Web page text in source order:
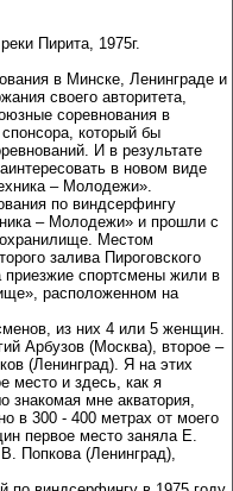
Пирита, 1975г.
в Минске, Ленинграде и
своего авторитета,
соревнования в
который бы
И в результате
в новом виде
– Молодежи».
по виндсерфингу
– Молодежи» и прошли с
Местом
залива Пироговского
спортсмены жили в
расположенном на
из них 4 или 5 женщин.
Арбузов (Москва), второе –
(Ленинград). Я на этих
место и здесь, как я
мне акватория,
в 300 - 400 метрах от моего
первое место заняла Е.
Попкова (Ленинград),